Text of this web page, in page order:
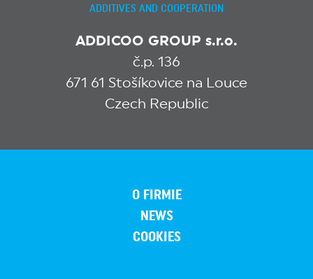
ADDITIVES AND COOPERATION
ADDICOO GROUP s.r.o.
č.p. 136
671 61 Stošíkovice na Louce
Czech Republic
O FIRMIE
NEWS
COOKIES